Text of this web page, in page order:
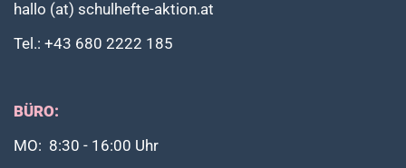
hallo (at) schulhefte-aktion.at
Tel.: +43 680 2222 185
BÜRO:
MO: 8:30 - 16:00 Uhr